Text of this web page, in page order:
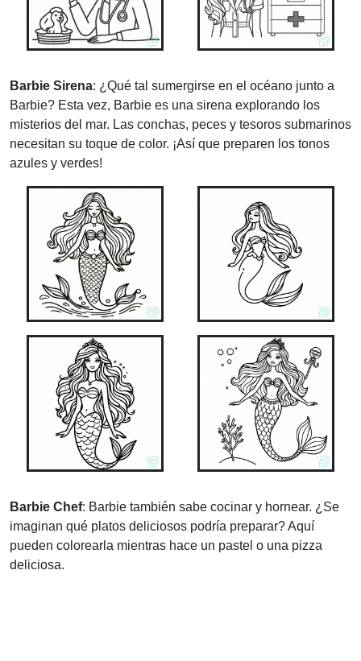
Barbie Sirena: ¿Qué tal sumergirse en el océano junto a
Barbie? Esta vez, Barbie es una sirena explorando los
misterios del mar. Las conchas, peces y tesoros submarinos
necesitan su toque de color. ¡Así que preparen los tonos
azules y verdes!
Barbie Chef: Barbie también sabe cocinar y hornear. ¿Se
imaginan qué platos deliciosos podría preparar? Aquí
pueden colorearla mientras hace un pastel o una pizza
deliciosa.